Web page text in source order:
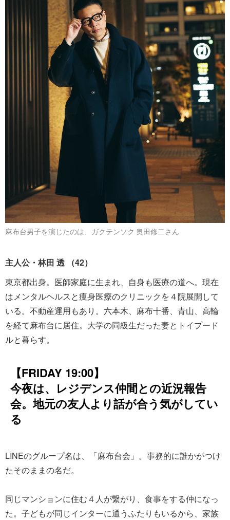
麻布台男子を演じたのは、ガクテンソク 奥田修二さん
主人公・林田 透 （42）
東京都出身。医師家庭に生まれ、自身も医療の道へ。現在
はメンタルヘルスと痩身医療のクリニックを４院展開して
いる。不動産運用もあり。六本木、麻布十番、青山、高輪
を経て麻布台に居住。大学の同級生だった妻とトイプード
ルと暮らす。
【FRIDAY 19:00】
今夜は、レジデンス仲間との近況報告
会。地元の友人より話が合う気がしてい
る
LINEのグループ名は、「麻布台会」。事務的に誰かがつけ
たそのままの名だ。
同じマンションに住む４人が繋がり、食事をする仲になっ
た。子どもが同じインターに通うふたりもいるから、家族